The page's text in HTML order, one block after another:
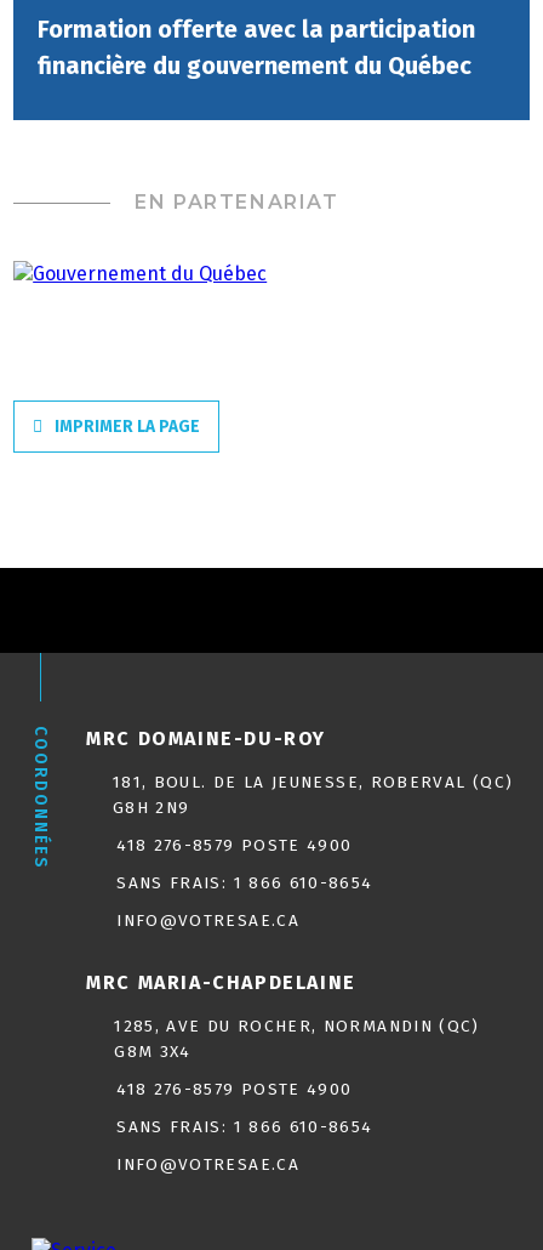
Formation offerte avec la participation
financière du gouvernement du Québec
EN PARTENARIAT
IMPRIMER LA PAGE
MRC DOMAINE-DU-ROY
181, BOUL. DE LA JEUNESSE, ROBERVAL (QC)
G8H 2N9
418 276-8579 POSTE 4900
SANS FRAIS: 1 866 610-8654
INFO@VOTRESAE.CA
MRC MARIA-CHAPDELAINE
1285, AVE DU ROCHER, NORMANDIN (QC)
G8M 3X4
418 276-8579 POSTE 4900
SANS FRAIS: 1 866 610-8654
INFO@VOTRESAE.CA
COORDONNÉES